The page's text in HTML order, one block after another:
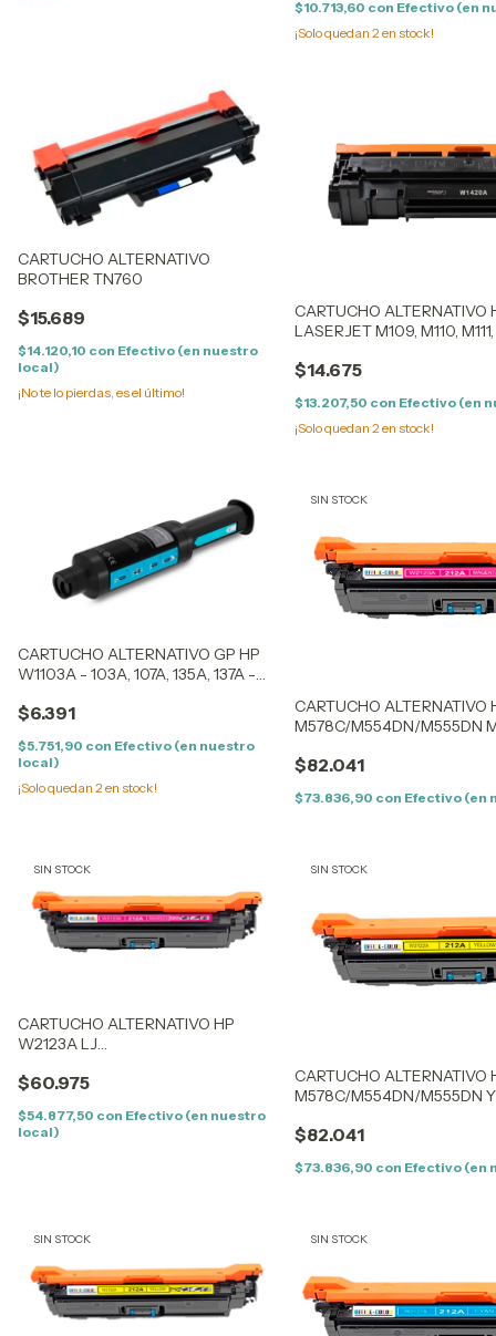
$10.713,60 con Efectivo (en
¡Solo quedan 2en stock!
CARTUCHO ALTERNATIVO
BROTHER TN760
$15.689
$14.120,10 con Efectivo (en nuestro
local)
¡No te lo pierdas, es el último!
CARTUCHO ALTERNATIVO
LASERJET M109, M110,
$14.675
$13.207,50 con Efectivo (en
¡Solo quedan 2en stock!
CARTUCHO ALTERNATIVO GP HP
W1103A - 103A, 107A, 135A, 137A -
$6.391
$5.751,90 con Efectivo (en nuestro
local)
¡Solo quedan 2 en stock!
SIN STOCK
CARTUCHO ALTERNATIVO
M578C/M554DN/M555DN
$82.041
$73.836,90 con Efectivo (en
SIN STOCK
CARTUCHO ALTERNATIVO HP
W2123A LJ
MAGENTA (212AM) (5,5K) SIN CHIP
$60.975
$54.877,50 con Efectivo (en nuestro
local)
SIN STOCK
CARTUCHO ALTERNATIVO
M578C/M554DN/M555DN
$82.041
$73.836,90 con Efectivo (en
SIN STOCK SIN STOCK